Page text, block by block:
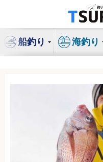
ン
船釣り 海釣り